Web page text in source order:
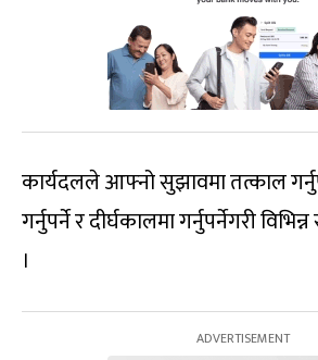
कार्यदलले आफ्नो सुझावमा तत्काल
गर्नुपर्ने र दीर्घकालमा गर्नुपर्नेगरी
।